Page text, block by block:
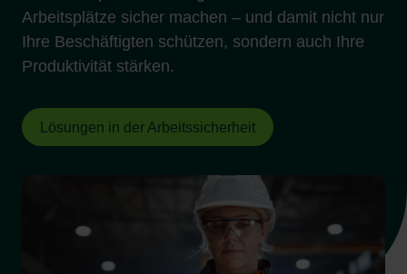
Suche
Leichte Sprache
Arbeitsplätze sicher machen – und damit nicht nur
Ihre Beschäftigten schützen, sondern auch Ihre
Produktivität stärken.
Lösungen in der Arbeitssicherheit